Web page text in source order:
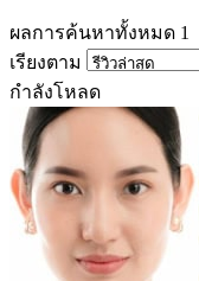
ผลการค้นหาทั้งหมด 1
เรียงตาม
กำลังโหลด